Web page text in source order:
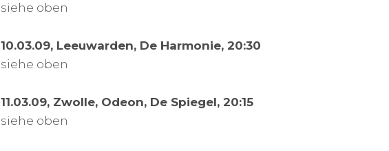
siehe oben
10.03.09, Leeuwarden, De Harmonie, 20:30
siehe oben
11.03.09, Zwolle, Odeon, De Spiegel, 20:15
siehe oben